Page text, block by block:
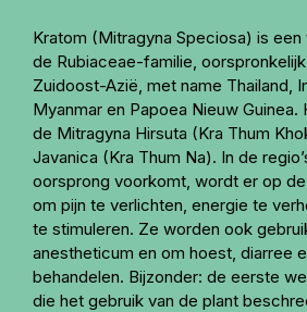
Kratom (Mitragyna Speciosa) is
de Rubiaceae-familie,
Zuidoost-Azië, met name Thailand,
Myanmar en Papoea Nieuw Guinea.
de Mitragyna Hirsuta (Kra Thum
Javanica (Kra Thum Na). In de
oorsprong voorkomt, wordt er op
om pijn te verlichten, energie te
te stimuleren. Ze worden ook
anestheticum en om hoest, diarree
behandelen. Bijzonder: de eerste
die het gebruik van de plant